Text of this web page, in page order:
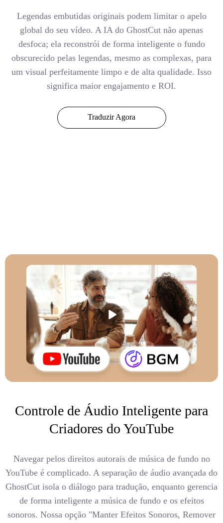
Legendas embutidas originais podem limitar o apelo
global do seu vídeo. A IA do GhostCut não apenas
desfoca; ela reconstrói de forma inteligente o fundo
obscurecido pelas legendas, mesmo as complexas, para
um visual perfeitamente limpo e de alta qualidade. Isso
significa maior engajamento e ROI.
Traduzir Agora
Controle de Áudio Inteligente para
Criadores do YouTube
Navegar pelos direitos autorais de música de fundo no
YouTube é complicado. A separação de áudio avançada do
GhostCut isola o diálogo para tradução, enquanto gerencia
de forma inteligente a música de fundo e os efeitos
sonoros. Nossa opção "Manter Efeitos Sonoros, Remover